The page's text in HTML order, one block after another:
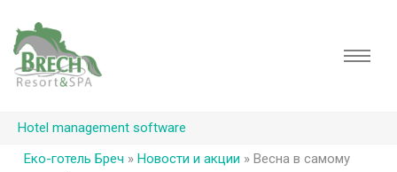
Hotel management software
Еко-готель Бреч » Новости и акции » Весна в самому